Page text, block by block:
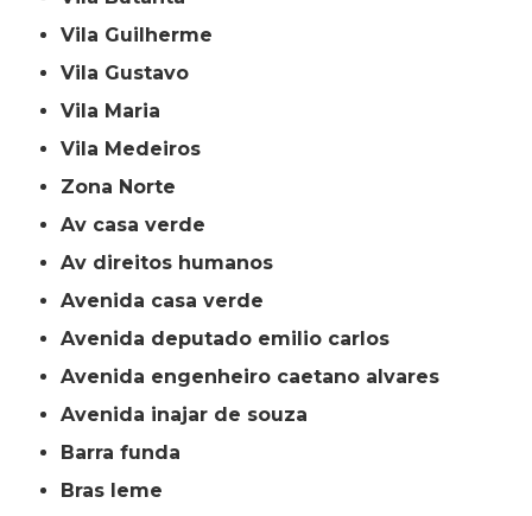
Vila Guilherme
Vila Gustavo
Vila Maria
Vila Medeiros
Zona Norte
av casa verde
av direitos humanos
avenida casa verde
avenida deputado emilio carlos
avenida engenheiro caetano alvares
avenida inajar de souza
barra funda
bras leme